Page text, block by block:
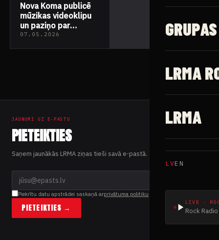
GRUPAS
LRMA
LRMA
LVEN
LIVE ·
Rock
Nova Koma publicē
mūzikas videoklipu
un paziņo par
nākamo albumu
07.05.2026
JAUNUMI UZ E-PASTU
PIETEIKTIES
Saņem jaunākās LRMA ziņas tieši savā e-pastā.
Piekrītu datu apstrādei saskaņā arprivātuma politiku
PIETEIKTIES →